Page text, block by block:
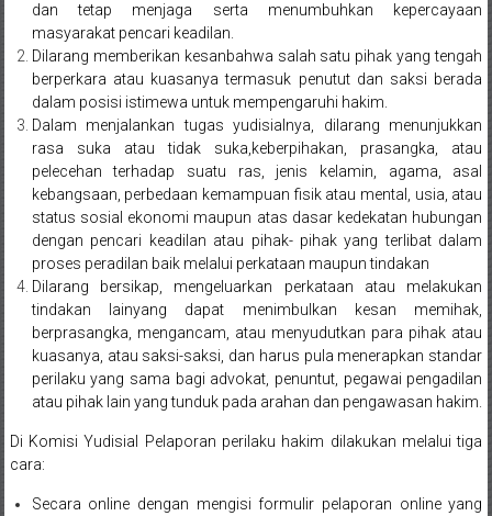
Surabaya,
Surakarta,
Sukoharjo,
Mungkid,
Purworejo,
Daerah
Istimewa
Yogyakarta,
Makassar,
Denpasar,
Salatiga,
Ungaran,
dan tetap menjaga serta menumbuhkan kepercayaan
masyarakat pencari keadilan.
Dilarang memberikan kesanbahwa salah satu pihak yang tengah
berperkara atau kuasanya termasuk penutut dan saksi berada
dalam posisi istimewa untuk mempengaruhi hakim.
Dalam menjalankan tugas yudisialnya, dilarang menunjukkan
rasa suka atau tidak suka,keberpihakan, prasangka, atau
pelecehan terhadap suatu ras, jenis kelamin, agama, asal
kebangsaan, perbedaan kemampuan fisik atau mental, usia, atau
status sosial ekonomi maupun atas dasar kedekatan hubungan
dengan pencari keadilan atau pihak- pihak yang terlibat dalam
proses peradilan baik melalui perkataan maupun tindakan
Dilarang bersikap, mengeluarkan perkataan atau melakukan
tindakan lainyang dapat menimbulkan kesan memihak,
berprasangka, mengancam, atau menyudutkan para pihak atau
kuasanya, atau saksi-saksi, dan harus pula menerapkan standar
perilaku yang sama bagi advokat, penuntut, pegawai pengadilan
atau pihak lain yang tunduk pada arahan dan pengawasan hakim.
Di Komisi Yudisial Pelaporan perilaku hakim dilakukan melalui tiga
cara:
Secara online dengan mengisi formulir pelaporan online yang